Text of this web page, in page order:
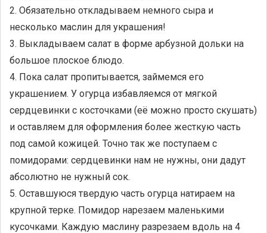
2. Обязательно откладываем немного сыра и
несколько маслин для украшения!
3. Выкладываем салат в форме арбузной дольки на
большое плоское блюдо.
4. Пока салат пропитывается, займемся его
украшением. У огурца избавляемся от мягкой
сердцевинки с косточками (её можно просто скушать)
и оставляем для оформления более жесткую часть
под самой кожицей. Точно так же поступаем с
помидорами: сердцевинки нам не нужны, они дадут
абсолютно не нужный сок.
5. Оставшуюся твердую часть огурца натираем на
крупной терке. Помидор нарезаем маленькими
кусочками. Каждую маслину разрезаем вдоль на 4